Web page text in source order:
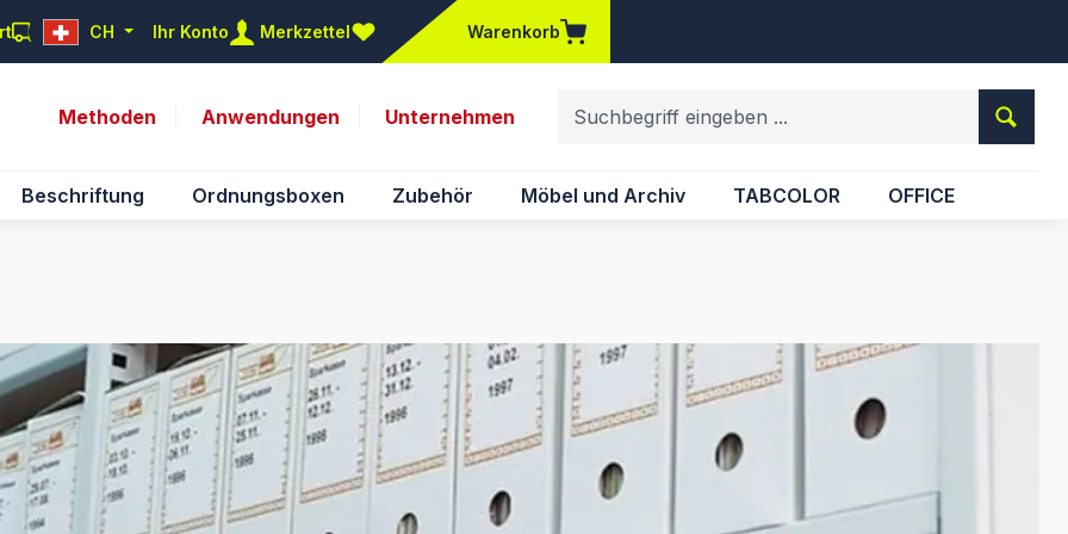
CH Ihr Konto Merkzettel
Du hast 0 Produkte auf dem Merkzettel
Warenkorb
Methoden Anwendungen Unternehmen
Beschriftung Ordnungsboxen Zubehör Möbel und Archiv TABCOLOR OFFICE